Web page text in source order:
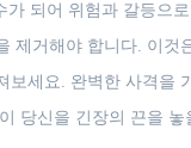
가 되어 위험과 갈등으
제거해야 합니다. 이
보세요. 완벽한 사격을
당신을 긴장의 끈을